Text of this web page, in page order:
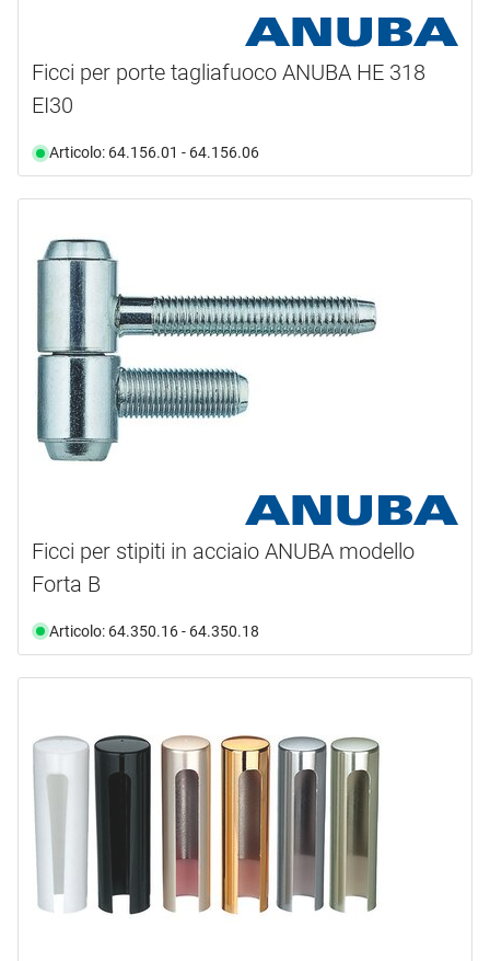
Ficci per porte tagliafuoco ANUBA HE 318
EI30
Articolo: 64.156.01 - 64.156.06
Ficci per stipiti in acciaio ANUBA modello
Forta B
Articolo: 64.350.16 - 64.350.18